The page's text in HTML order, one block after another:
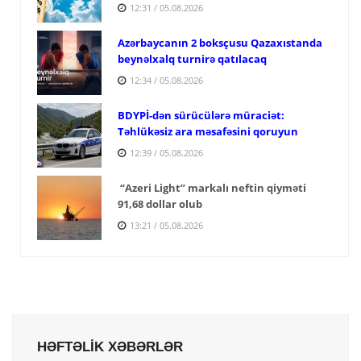
12:31 / 05.08.2026
Azərbaycanın 2 boksçusu Qazaxıstanda
beynəlxalq turnirə qatılacaq
12:34 / 05.08.2026
BDYPİ-dən sürücülərə müraciət:
Təhlükəsiz ara məsafəsini qoruyun
12:39 / 05.08.2026
“Azeri Light” markalı neftin qiyməti
91,68 dollar olub
13:21 / 05.08.2026
HƏFTƏLİK XƏBƏRLƏR